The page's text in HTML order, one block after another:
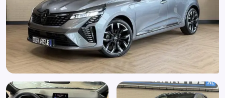
Bestuurdersstoel in hoogte verstelbaar
Binnenspiegel automatisch dimmend
Boordcomputer
Bots waarschuwing systeem
Brake Assist System
Buitenspiegels elektrisch verstel- en verwarmbaar